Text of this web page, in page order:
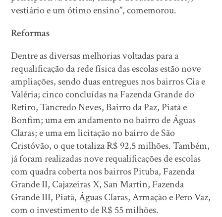
vestiário e um ótimo ensino”, comemorou.
Reformas
Dentre as diversas melhorias voltadas para a
requalificação da rede física das escolas estão nove
ampliações, sendo duas entregues nos bairros Cia e
Valéria; cinco concluídas na Fazenda Grande do
Retiro, Tancredo Neves, Bairro da Paz, Piatã e
Bonfim; uma em andamento no bairro de Águas
Claras; e uma em licitação no bairro de São
Cristóvão, o que totaliza R$ 92,5 milhões. Também,
já foram realizadas nove requalificações de escolas
com quadra coberta nos bairros Pituba, Fazenda
Grande II, Cajazeiras X, San Martin, Fazenda
Grande III, Piatã, Águas Claras, Armação e Pero Vaz,
com o investimento de R$ 55 milhões.